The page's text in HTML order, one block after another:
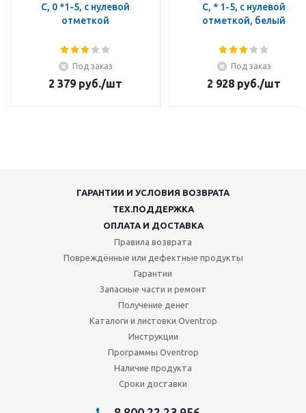
C, 0 *1-5, с нулевой
отметкой
Под заказ
2 379 руб./шт
C, * 1-5, с нулевой
отметкой, белый
Под заказ
2 928 руб./шт
ГАРАНТИИ И УСЛОВИЯ ВОЗВРАТА
ТЕХ.ПОДДЕРЖКА
ОПЛАТА И ДОСТАВКА
Правила возврата
Повреждённые или дефектные продукты
Гарантии
Запасные части и ремонт
Получение денег
Каталоги и листовки Oventrop
Инструкции
Программы Oventrop
Наличие продукта
Сроки доставки